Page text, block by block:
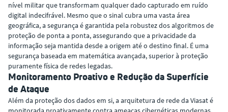
nível militar que transformam qualquer dado capturado em ruído
digital indecifrável. Mesmo que o sinal cubra uma vasta área
geográfica, a segurança é garantida pela robustez dos algoritmos de
proteção de ponta a ponta, assegurando que a privacidade da
informação seja mantida desde a origem até o destino final. É uma
segurança baseada em matemática avançada, superior à proteção
puramente física de redes legadas.
Monitoramento Proativo e Redução da Superfície
de Ataque
Além da proteção dos dados em si, a arquitetura de rede da Viasat é